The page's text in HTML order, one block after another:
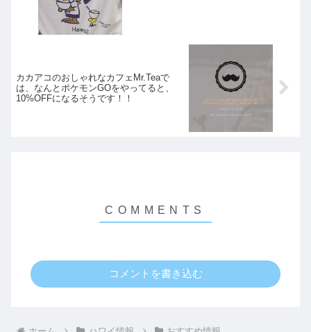
カカアコのおしゃれなカフェMr.Teaで
は、なんとポケモンGOをやってると、
10%OFFになるそうです！！
コメントを書き込む